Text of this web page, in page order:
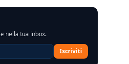
nella tua inbox.
Iscriviti